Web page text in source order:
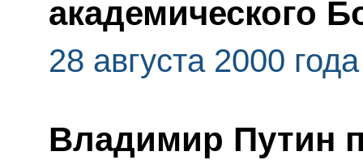
академического
28 августа 2000 года
Владимир Путин